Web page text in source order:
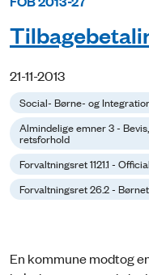
21-11-2013
Social- Børne- og
Almindelige emner 3 -
retsforhold
Forvaltningsret 1121.1 -
Forvaltningsret 26.2 -
En kommune modtog